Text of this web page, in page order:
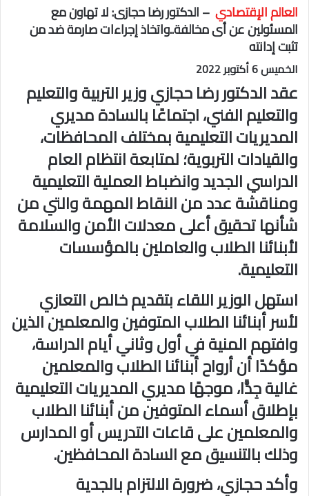
العالم الإقتصادي – الدكتور رضا حجازى: لا تهاون مع
المسئولين عن أى مخالفة..واتخاذ إجراءات صارمة ضد من
تثبت إدانته
الخميس 6 أكتوبر 2022
عقد الدكتور رضا حجازي وزير التربية والتعليم
والتعليم الفني، اجتماعًا بالسادة مديري
المديريات التعليمية بمختلف المحافظات،
والقيادات التربوية؛ لمتابعة انتظام العام
الدراسي الجديد وانضباط العملية التعليمية
ومناقشة عدد من النقاط المهمة والتي من
شأنها تحقيق أعلى معدلات الأمن والسلامة
لأبنائنا الطلاب والعاملين بالمؤسسات
التعليمية.
استهل الوزير اللقاء بتقديم خالص التعازي
لأسر أبنائنا الطلاب المتوفين والمعلمين الذين
وافتهم المنية في أول وثاني أيام الدراسة،
مؤكدًا أن أرواح أبنائنا الطلاب والمعلمين
غالية جِدًّا، موجهًا مديري المديريات التعليمية
بإطلاق أسماء المتوفين من أبنائنا الطلاب
والمعلمين على قاعات التدريس أو المدارس
وذلك بالتنسيق مع السادة المحافظين.
وأكد حجازي، ضرورة الالتزام بالجدية